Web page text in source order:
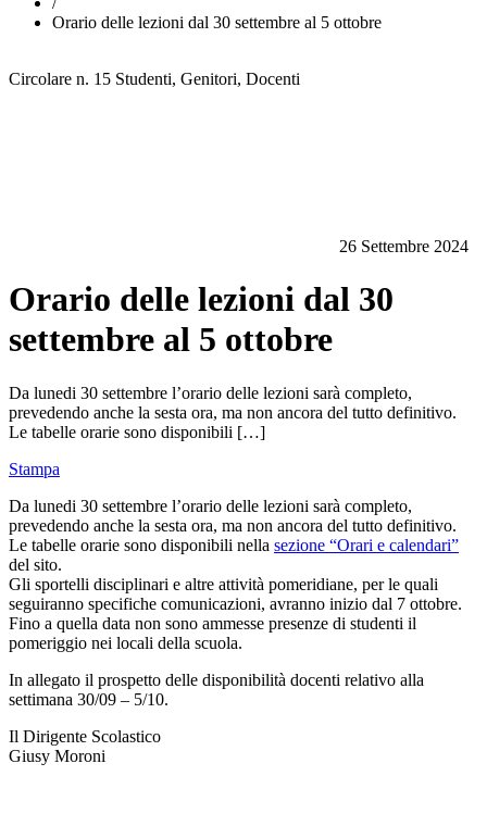
Orario delle lezioni dal 30 settembre al 5 ottobre
Circolare n. 15 Studenti, Genitori, Docenti
26 Settembre 2024
Orario delle lezioni dal 30
settembre al 5 ottobre
Da lunedi 30 settembre l’orario delle lezioni sarà completo,
prevedendo anche la sesta ora, ma non ancora del tutto definitivo.
Le tabelle orarie sono disponibili […]
Stampa
Da lunedi 30 settembre l’orario delle lezioni sarà completo,
prevedendo anche la sesta ora, ma non ancora del tutto definitivo.
Le tabelle orarie sono disponibili nella sezione “Orari e calendari”
del sito.
Gli sportelli disciplinari e altre attività pomeridiane, per le quali
seguiranno specifiche comunicazioni, avranno inizio dal 7 ottobre.
Fino a quella data non sono ammesse presenze di studenti il
pomeriggio nei locali della scuola.
In allegato il prospetto delle disponibilità docenti relativo alla
settimana 30/09 – 5/10.
Il Dirigente Scolastico
Giusy Moroni